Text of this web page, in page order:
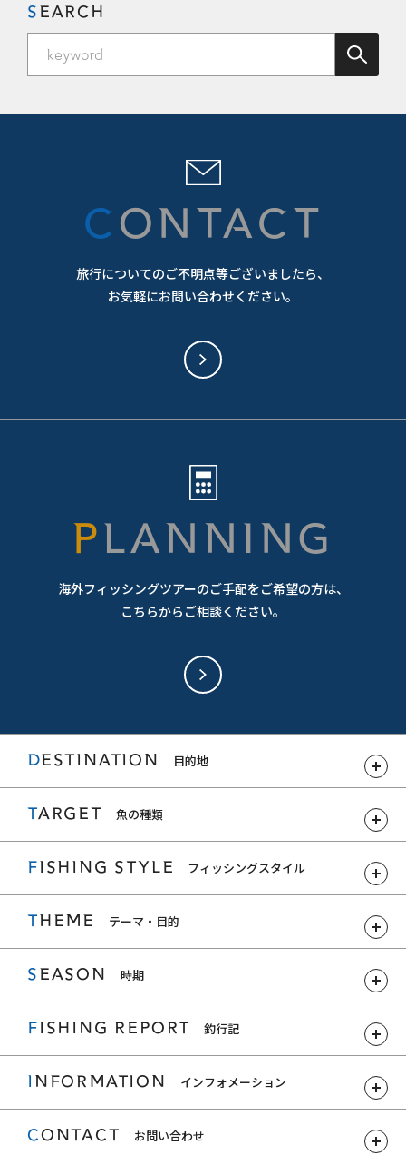
SEARCH
CONTACT
旅行についてのご不明点等ございましたら、
お気軽にお問い合わせください。
PLANNING
海外フィッシングツアーのご手配をご希望の方は、
こちらからご相談ください。
DESTINATION 目的地
TARGET 魚の種類
FISHING STYLE フィッシングスタイル
THEME テーマ・目的
SEASON 時期
FISHING REPORT 釣行記
INFORMATION インフォメーション
CONTACT お問い合わせ